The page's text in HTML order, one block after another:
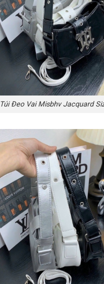
Túi Đeo Vai Misbhv Jacquard